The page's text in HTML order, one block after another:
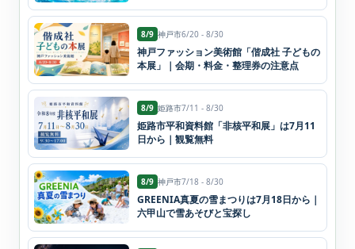
8/9 神戸市6/20 - 8/30
神戸ファッション美術館「偕成社 子どもの
本展」｜会期・料金・整理券の注意点
8/9 姫路市7/11 - 8/30
姫路市平和資料館「非核平和展」は7月11
日から｜観覧無料
8/9 神戸市7/18 - 8/30
GREENIA真夏の雪まつりは7月18日から｜
六甲山で雪あそびと宝探し